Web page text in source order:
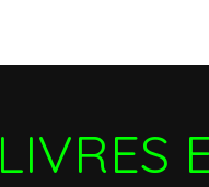
LIVRES